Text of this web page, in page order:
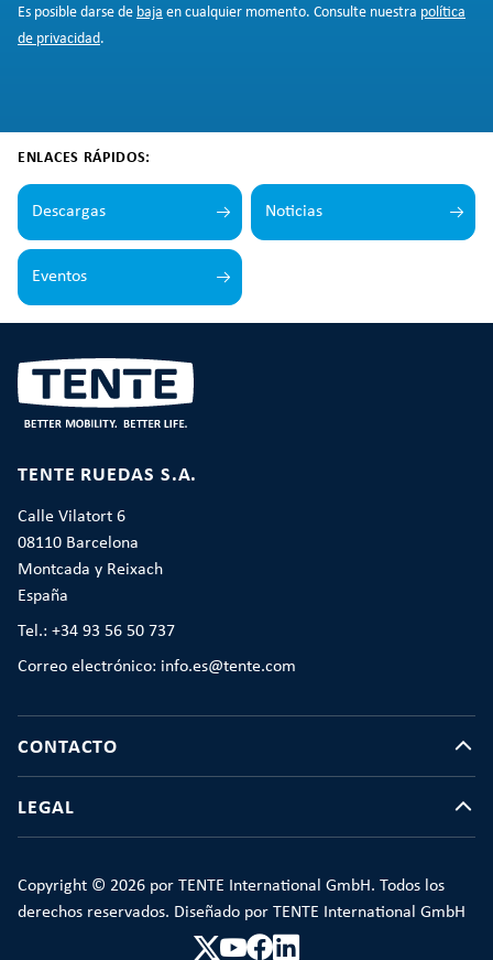
Es posible darse de baja en cualquier momento. Consulte nuestra política
de privacidad.
ENLACES RÁPIDOS:
Descargas Noticias
Eventos
TENTE RUEDAS S.A.
Calle Vilatort 6
08110 Barcelona
Montcada y Reixach
España
Tel.: +34 93 56 50 737
Correo electrónico: info.es@tente.com
CONTACTO
LEGAL
Copyright © 2026 por TENTE International GmbH. Todos los
derechos reservados. Diseñado por TENTE International GmbH